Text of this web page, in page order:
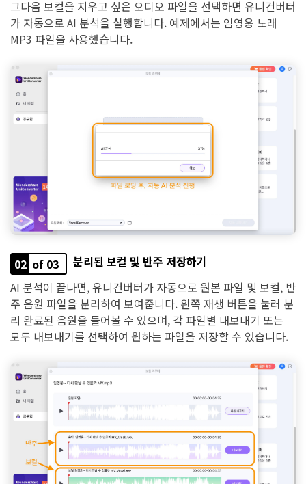
그다음 보컬을 지우고 싶은 오디오 파일을 선택하면 유니컨버터
가 자동으로 AI 분석을 실행합니다. 예제에서는 임영웅 노래
MP3 파일을 사용했습니다.
02 of 03
분리된 보컬 및 반주 저장하기
AI 분석이 끝나면, 유니컨버터가 자동으로 원본 파일 및 보컬, 반
주 음원 파일을 분리하여 보여줍니다. 왼쪽 재생 버튼을 눌러 분
리 완료된 음원을 들어볼 수 있으며, 각 파일별 내보내기 또는
모두 내보내기를 선택하여 원하는 파일을 저장할 수 있습니다.